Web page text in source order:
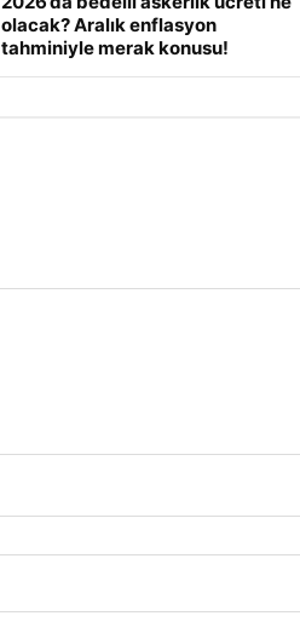
olacak? Aralık enflasyon
tahminiyle merak konusu!